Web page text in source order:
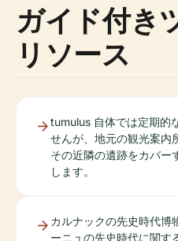
ガイド付き
リソース
tumulus 自体では定期的
せんが、地元の観光案内
その近隣の遺跡をカバー
します。
カルナックの先史時代博
ーニュの先史時代に関す